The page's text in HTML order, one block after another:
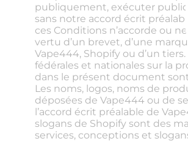
publiquement, exécuter
sans notre accord écrit
ces Conditions n’accorde ou
vertu d’un brevet, d’une
Vape444, Shopify ou d’un
fédérales et nationales sur la
dans le présent document
Les noms, logos, noms de
déposées de Vape444 ou de
l’accord écrit préalable de
slogans de Shopify sont des
services, conceptions et